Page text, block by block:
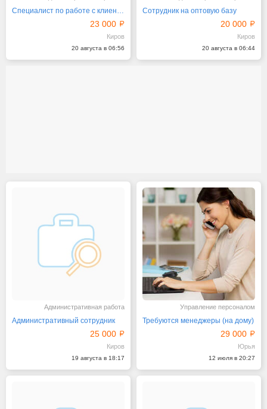
Специалист по работе с клиентами
23 000
Киров
20 августа в 06:56
Сотрудник на оптовую базу
20 000
Киров
20 августа в 06:44
Административная работа
Административный сотрудник
25 000
Киров
19 августа в 18:17
Управление персоналом
Требуются менеджеры (на дому)
29 000
Юрья
12 июля в 20:27